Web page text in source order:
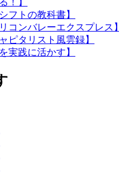
！】
フトの教科書】
コンバレーエクスプレス】
ピタリスト風雲録】
実践に活かす】